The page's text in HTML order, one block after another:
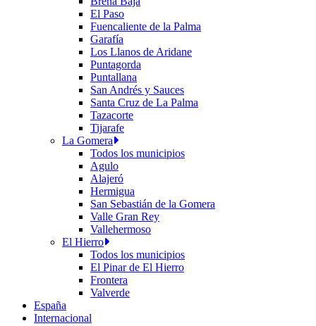
El Paso
Fuencaliente de la Palma
Garafía
Los Llanos de Aridane
Puntagorda
Puntallana
San Andrés y Sauces
Santa Cruz de La Palma
Tazacorte
Tijarafe
La Gomera
Todos los municipios
Agulo
Alajeró
Hermigua
San Sebastián de la Gomera
Valle Gran Rey
Vallehermoso
El Hierro
Todos los municipios
El Pinar de El Hierro
Frontera
Valverde
España
Internacional